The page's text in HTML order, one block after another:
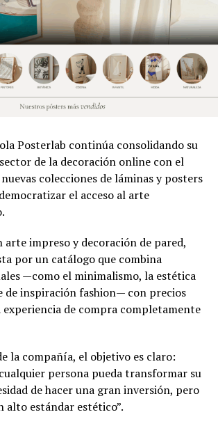
Posterlab continúa consolidando su
de la decoración online con el
colecciones de láminas y posters
el acceso al arte
arte impreso y decoración de pared,
por un catálogo que combina
—como el minimalismo, la estética
de inspiración fashion— con precios
experiencia de compra completamente
la compañía, el objetivo es claro:
persona pueda transformar su
de hacer una gran inversión, pero
alto estándar estético”.